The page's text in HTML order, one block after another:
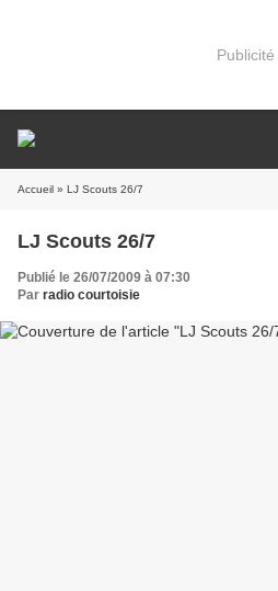
Publicité
Accueil » LJ Scouts 26/7
LJ Scouts 26/7
Publié le 26/07/2009 à 07:30
Par radio courtoisie